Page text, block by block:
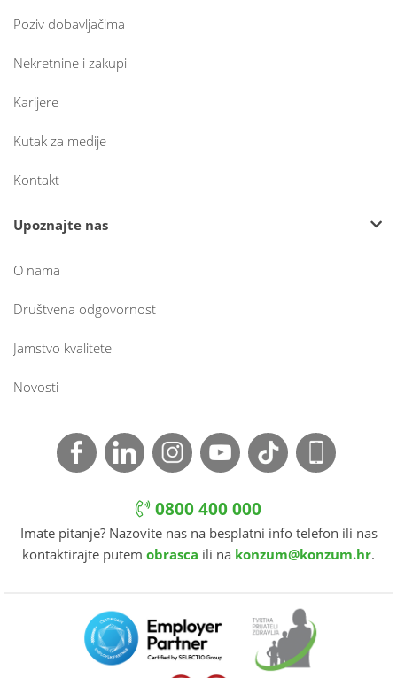
Poziv dobavljačima
Nekretnine i zakupi
Karijere
Kutak za medije
Kontakt
Upoznajte nas
O nama
Društvena odgovornost
Jamstvo kvalitete
Novosti
0800 400 000
Imate pitanje? Nazovite nas na besplatni info telefon ili nas
kontaktirajte putem obrasca ili na konzum@konzum.hr.